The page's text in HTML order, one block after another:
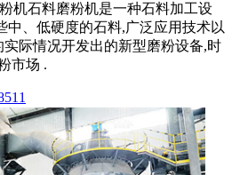
机石料磨粉机是一种石料加工设
中、低硬度的石料,广泛应用技术以
实际情况开发出的新型磨粉设备,时
市场 .